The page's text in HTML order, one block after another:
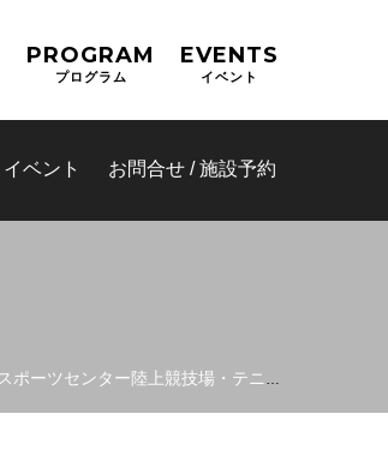
PROGRAM
プログラム
EVENTS
イベント
イベント お問合せ / 施設予約